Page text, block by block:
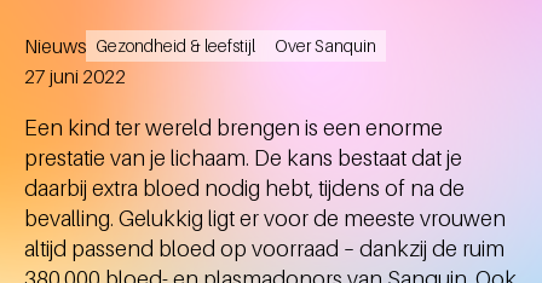
Nieuws Gezondheid & leefstijl Over Sanquin
Aangemaakt
27 juni 2022
Een kind ter wereld brengen is een enorme
prestatie van je lichaam. De kans bestaat dat je
daarbij extra bloed nodig hebt, tijdens of na de
bevalling. Gelukkig ligt er voor de meeste vrouwen
altijd passend bloed op voorraad – dankzij de ruim